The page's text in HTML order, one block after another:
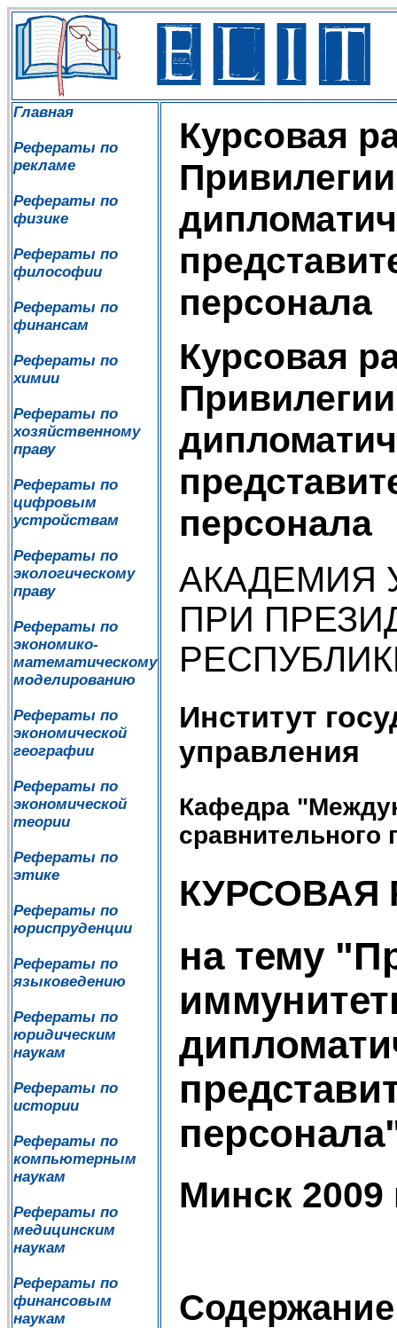
Главная
Рефераты по
рекламе
Рефераты по
физике
Рефераты по
философии
Рефераты по
финансам
Рефераты по
химии
Рефераты по
хозяйственному
праву
Рефераты по
цифровым
устройствам
Рефераты по
экологическому
праву
Рефераты по
экономико-
математическому
моделированию
Рефераты по
экономической
географии
Рефераты по
экономической
теории
Рефераты по
этике
Рефераты по
юриспруденции
Рефераты по
языковедению
Рефераты по
юридическим
наукам
Рефераты по
истории
Рефераты по
компьютерным
наукам
Рефераты по
медицинским
наукам
Рефераты по
финансовым
наукам
Курсовая
персонала
Курсовая
персонала
АКАДЕМИЯ
ПРИ
Институт
управления
Кафедра
сравнительного
КУРСОВАЯ
на тему
Минск 2009
Содержание